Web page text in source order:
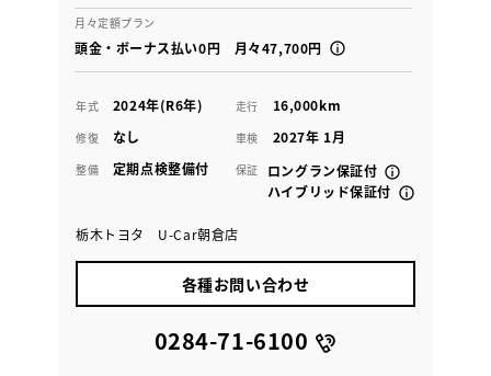
月々定額プラン
頭金・ボーナス払い0円 月々47,700円
年式 2024年(R6年) 走行 16,000km
修復 なし 車検 2027年 1月
整備 定期点検整備付 保証
ロングラン保証付
ハイブリッド保証付
栃木トヨタ U-Car朝倉店
各種お問い合わせ
0284-71-6100